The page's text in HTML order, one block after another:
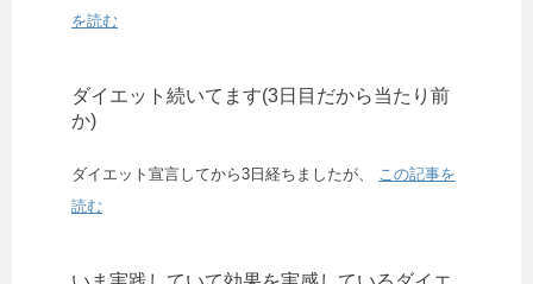
を読む
ダイエット続いてます(3日目だから当たり前
か)
ダイエット宣言してから3日経ちましたが、 この記事を
読む